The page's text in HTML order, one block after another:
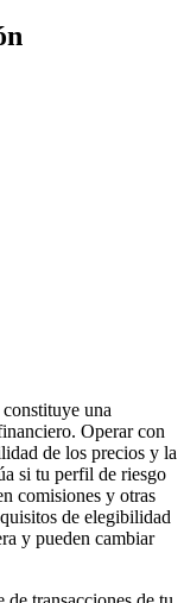
una
Operar con
de los precios y la
si tu perfil de riesgo
comisiones y otras
de elegibilidad
y pueden cambiar